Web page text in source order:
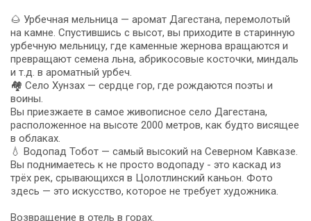
🌰 Урбечная мельница — аромат Дагестана, перемолотый
на камне. Спустившись с высот, вы приходите в старинную
урбечную мельницу, где каменные жернова вращаются и
превращают семена льна, абрикосовые косточки, миндаль
и т.д. в ароматный урбеч.
🏘️ Село Хунзах — сердце гор, где рождаются поэты и
воины.
Вы приезжаете в самое живописное село Дагестана,
расположенное на высоте 2000 метров, как будто висящее
в облаках.
💧 Водопад Тобот — самый высокий на Северном Кавказе.
Вы поднимаетесь к не просто водопаду - это каскад из
трёх рек, срывающихся в Цолотлинский каньон. Фото
здесь — это искусство, которое не требует художника.
Возвращение в отель в горах.